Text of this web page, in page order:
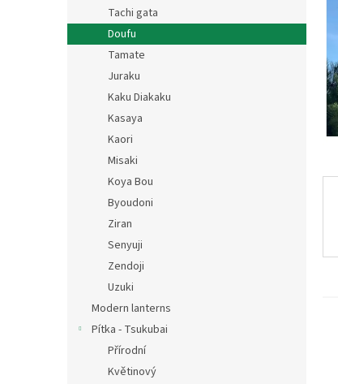
e
l
Tachi gata
Doufu
Tamate
Juraku
Kaku Diakaku
Kasaya
Kaori
Misaki
Koya Bou
Byoudoni
Ziran
Senyuji
Zendoji
Uzuki
Modern lanterns
Pítka - Tsukubai
Přírodní
Květinový